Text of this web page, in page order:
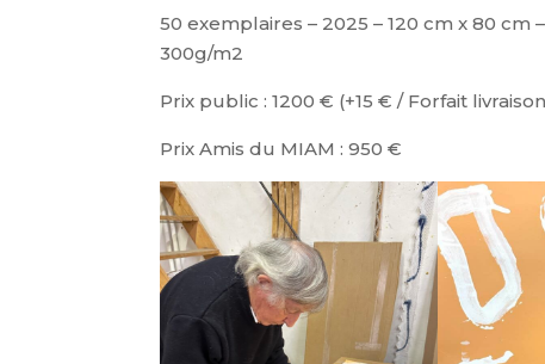
50 exemplaires – 2025 – 120 cm x 80 cm
300g/m2
Prix public : 1200 € (+15 € / Forfait
Prix Amis du MIAM : 950 €